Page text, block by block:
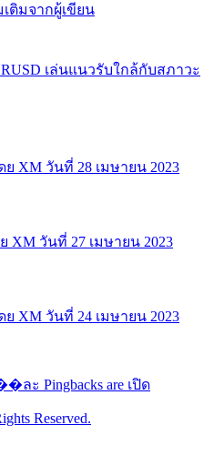
เติมจากผู้เขียน
เล่นแนวรับใกล้กับสภาวะ
XM วันที่ 28 เมษายน 2023
XM วันที่ 27 เมษายน 2023
XM วันที่ 24 เมษายน 2023
ละ Pingbacks are เปิด
Reserved.